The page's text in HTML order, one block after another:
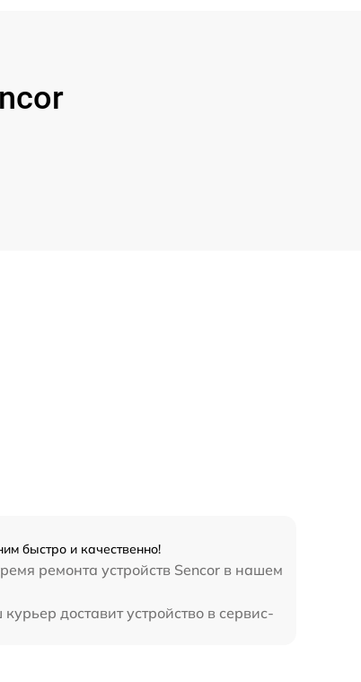
быстро и качественно!
ремонта устройств Sencor в нашем
доставит устройство в сервис-